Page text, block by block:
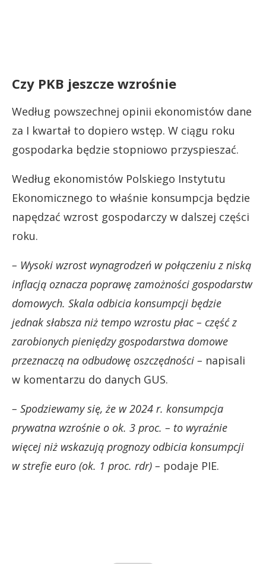
Czy PKB jeszcze wzrośnie
Według powszechnej opinii ekonomistów dane
za I kwartał to dopiero wstęp. W ciągu roku
gospodarka będzie stopniowo przyspieszać.
Według ekonomistów Polskiego Instytutu
Ekonomicznego to właśnie konsumpcja będzie
napędzać wzrost gospodarczy w dalszej części
roku.
– Wysoki wzrost wynagrodzeń w połączeniu z niską
inflacją oznacza poprawę zamożności gospodarstw
domowych. Skala odbicia konsumpcji będzie
jednak słabsza niż tempo wzrostu płac – część z
zarobionych pieniędzy gospodarstwa domowe
przeznaczą na odbudowę oszczędności – napisali
w komentarzu do danych GUS.
– Spodziewamy się, że w 2024 r. konsumpcja
prywatna wzrośnie o ok. 3 proc. – to wyraźnie
więcej niż wskazują prognozy odbicia konsumpcji
w strefie euro (ok. 1 proc. rdr) – podaje PIE.